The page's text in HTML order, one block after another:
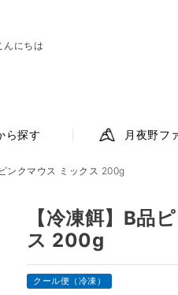
んにちは
ら探す 月夜野フ
ンクマウス ミックス 200g
【冷凍餌】B品
ス 200g
クール便（冷凍）